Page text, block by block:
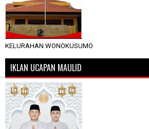
KELURAHAN WONOKUSUMO
IKLAN UCAPAN MAULID